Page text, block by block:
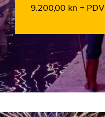
9.200,00 kn + PDV